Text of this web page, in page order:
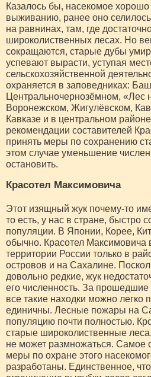
Казалось бы, насекомое хорошо
выживанию, ранее оно селилось
на равнинах, там, где
широколиственных лесах. Но
сокращаются, старые дубы
успевают вырасти, уступая
сельскохозяйственной
охраняется в заповедниках:
Центральночернозёмном, «Лес
Воронежском, Жигулёвском,
Кавказе и в центральном
рекомендации составителей
принять меры по сохранению
этом случае уменьшение
остановить.
Красотел Максимовича
Этот изящный жук почему-то
то есть, у нас в стране, быстро
популяции. В Японии, Корее,
обычно. Красотел Максимовича
территории России только в
островов и на Сахалине.
довольно редкие, жук
его численность. За прошедшие
все такие находки можно легко
единичны. Лесные пожары на
популяцию почти полностью.
старые широколиственные
не может размножаться. Самое
меры по охране этого
разработаны. Единственное,